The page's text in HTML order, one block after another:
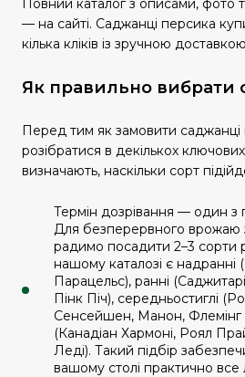
Повний каталог з описами, фото
— на сайті. Саджанці персика
кілька кліків із зручною
Як правильно вибрати
Перед тим як замовити саджанці
розібратися в декількох
визначають, наскільки сорт
Термін дозрівання — один з
Для безперервного врожаю
радимо посадити 2–3 сорти
нашому каталозі є надранні
Парацельс), ранні
Пінк Піч), середньостиглі
Сенсейшен, Манон, Флемінг
(Канадіан Хармоні, Роял
Леді). Такий підбір
вашому столі практично все